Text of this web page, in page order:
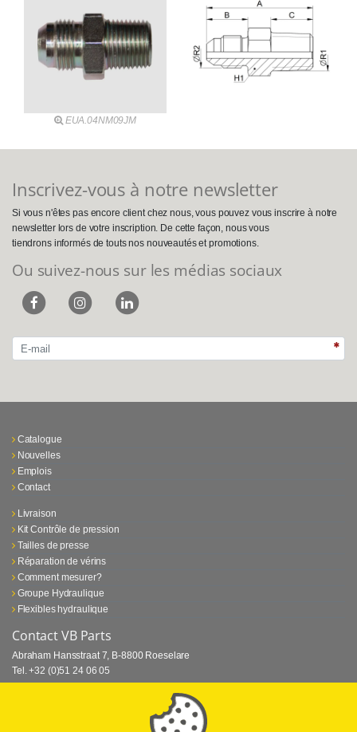
EUA.04NM09JM
Inscrivez-vous à notre newsletter
Si vous n'êtes pas encore client chez nous, vous pouvez vous inscrire à notre
newsletter lors de votre inscription. De cette façon, nous vous
tiendrons informés de touts nos nouveautés et promotions.
Ou suivez-nous sur les médias sociaux
Catalogue
Nouvelles
Emplois
Contact
Livraison
Kit Contrôle de pression
Tailles de presse
Réparation de vérins
Comment mesurer?
Groupe Hydraulique
Flexibles hydraulique
Contact VB Parts
Abraham Hansstraat 7, B-8800 Roeselare
Tel. +32 (0)51 24 06 05
⏳ Dernier mois de promotion Webtec!